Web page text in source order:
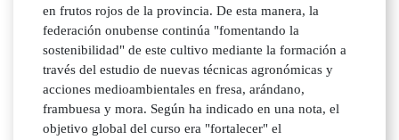
en frutos rojos de la provincia. De esta manera, la
federación onubense continúa "fomentando la
sostenibilidad" de este cultivo mediante la formación a
través del estudio de nuevas técnicas agronómicas y
acciones medioambientales en fresa, arándano,
frambuesa y mora. Según ha indicado en una nota, el
objetivo global del curso era "fortalecer" el